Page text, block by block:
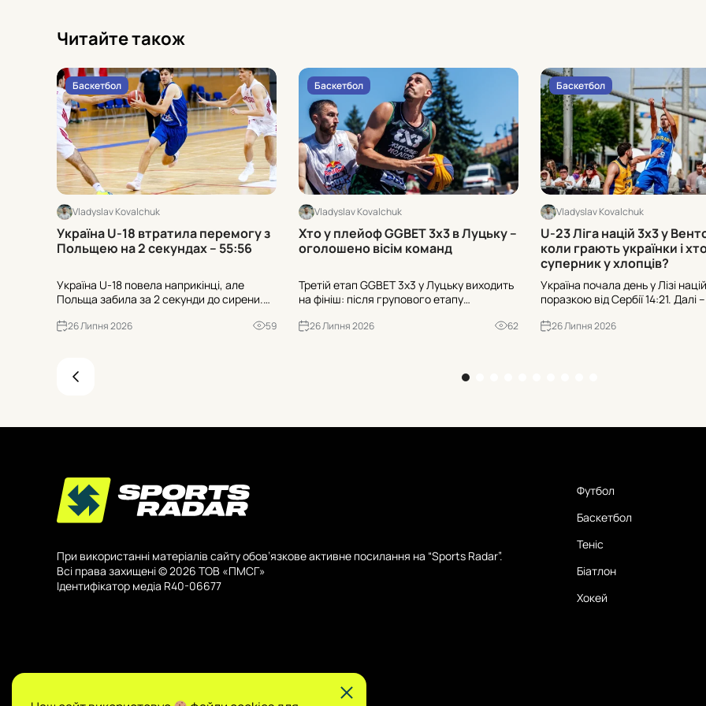
Читайте також
Баскетбол
Vladyslav Kovalchuk
Україна U-18 втратила перемогу з
Польщею на 2 секундах – 55:56
Україна U-18 повела наприкінці, але
Польща забила за 2 секунди до сирени.
суперника. Чи зіграли роль 21 втрата та
26 Липня 2026 59
Баскетбол
Vladyslav Kovalchuk
Хто у плейоф GGBET 3х3 в Луцьку –
оголошено вісім команд
Третій етап GGBET 3х3 у Луцьку виходить
на фініш: після групового етапу
Хто пройшов далі та де дивитись
26 Липня 2026 62
Баскетбол
Vladyslav Kovalchuk
U-23 Ліга націй 3х3 у
коли грають українки і
суперник у хлопців?
Україна почала день у Лізі
поразкою від Сербії 14:21. Далі
Швейцарією та Польщею: старт
26 Липня 2026
При використанні матеріалів сайту обов’язкове активне посилання на “Sports Radar”.
Всі права захищені © 2026 ТОВ «ПМСГ»
Ідентифікатор медіа R40-06677
Футбол
Баскетбол
Теніс
Біатлон
Хокей